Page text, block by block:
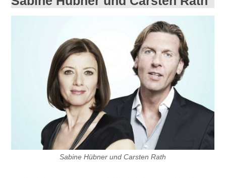
Sabine Hübner und Carsten Rath